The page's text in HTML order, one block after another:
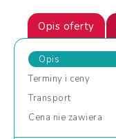
Opis oferty
Opis
Terminy i ceny
Transport
Cena nie zawiera